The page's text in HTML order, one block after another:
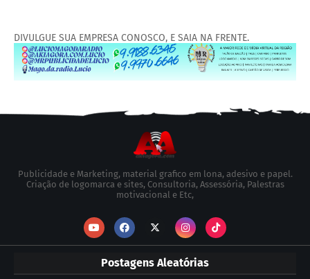
DIVULGUE SUA EMPRESA CONOSCO, E SAIA NA FRENTE.
Publicidade e Marketing, material grafico em lona, adesivo e papel.
Criação de logomarca e sites, Consultoria, Assessória, Palestras
motivacional e Etc,
Postagens Aleatórias